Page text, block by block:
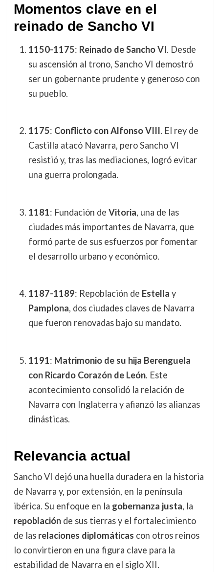
Momentos clave en el
reinado de Sancho VI
1150-1175: Reinado de Sancho VI. Desde
su ascensión al trono, Sancho VI demostró
ser un gobernante prudente y generoso con
su pueblo.
1175: Conflicto con Alfonso VIII. El rey de
Castilla atacó Navarra, pero Sancho VI
resistió y, tras las mediaciones, logró evitar
una guerra prolongada.
1181: Fundación de Vitoria, una de las
ciudades más importantes de Navarra, que
formó parte de sus esfuerzos por fomentar
el desarrollo urbano y económico.
1187-1189: Repoblación de Estella y
Pamplona, dos ciudades claves de Navarra
que fueron renovadas bajo su mandato.
1191: Matrimonio de su hija Berenguela
con Ricardo Corazón de León. Este
acontecimiento consolidó la relación de
Navarra con Inglaterra y afianzó las alianzas
dinásticas.
Relevancia actual
Sancho VI dejó una huella duradera en la historia
de Navarra y, por extensión, en la península
ibérica. Su enfoque en la gobernanza justa, la
repoblaciónde sus tierras y el fortalecimiento
de las relaciones diplomáticas con otros reinos
lo convirtieron en una figura clave para la
estabilidad de Navarra en el siglo XII.